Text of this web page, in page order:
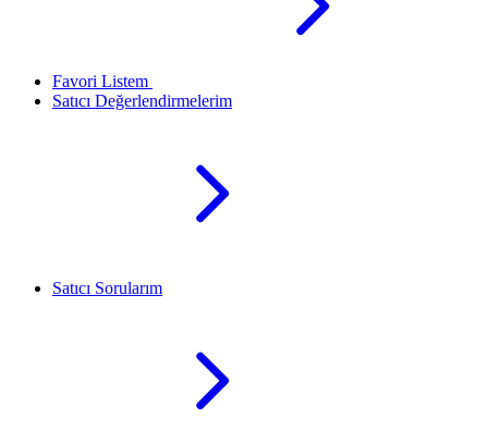
Favori Listem
Satıcı Değerlendirmelerim
Satıcı Sorularım